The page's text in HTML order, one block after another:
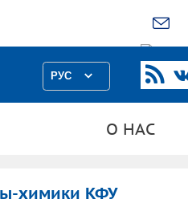
РУС
О НАС
химики КФУ